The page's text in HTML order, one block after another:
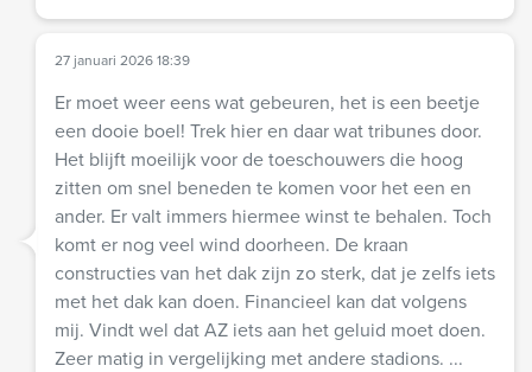
27 januari 2026 18:39
Er moet weer eens wat gebeuren, het is een beetje
een dooie boel! Trek hier en daar wat tribunes door.
Het blijft moeilijk voor de toeschouwers die hoog
zitten om snel beneden te komen voor het een en
ander. Er valt immers hiermee winst te behalen. Toch
komt er nog veel wind doorheen. De kraan
constructies van het dak zijn zo sterk, dat je zelfs iets
met het dak kan doen. Financieel kan dat volgens
mij. Vindt wel dat AZ iets aan het geluid moet doen.
Zeer matig in vergelijking met andere stadions. ...